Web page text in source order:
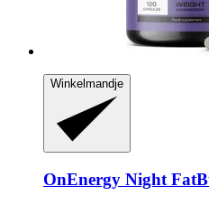
Winkelmandje
OnEnergy Night